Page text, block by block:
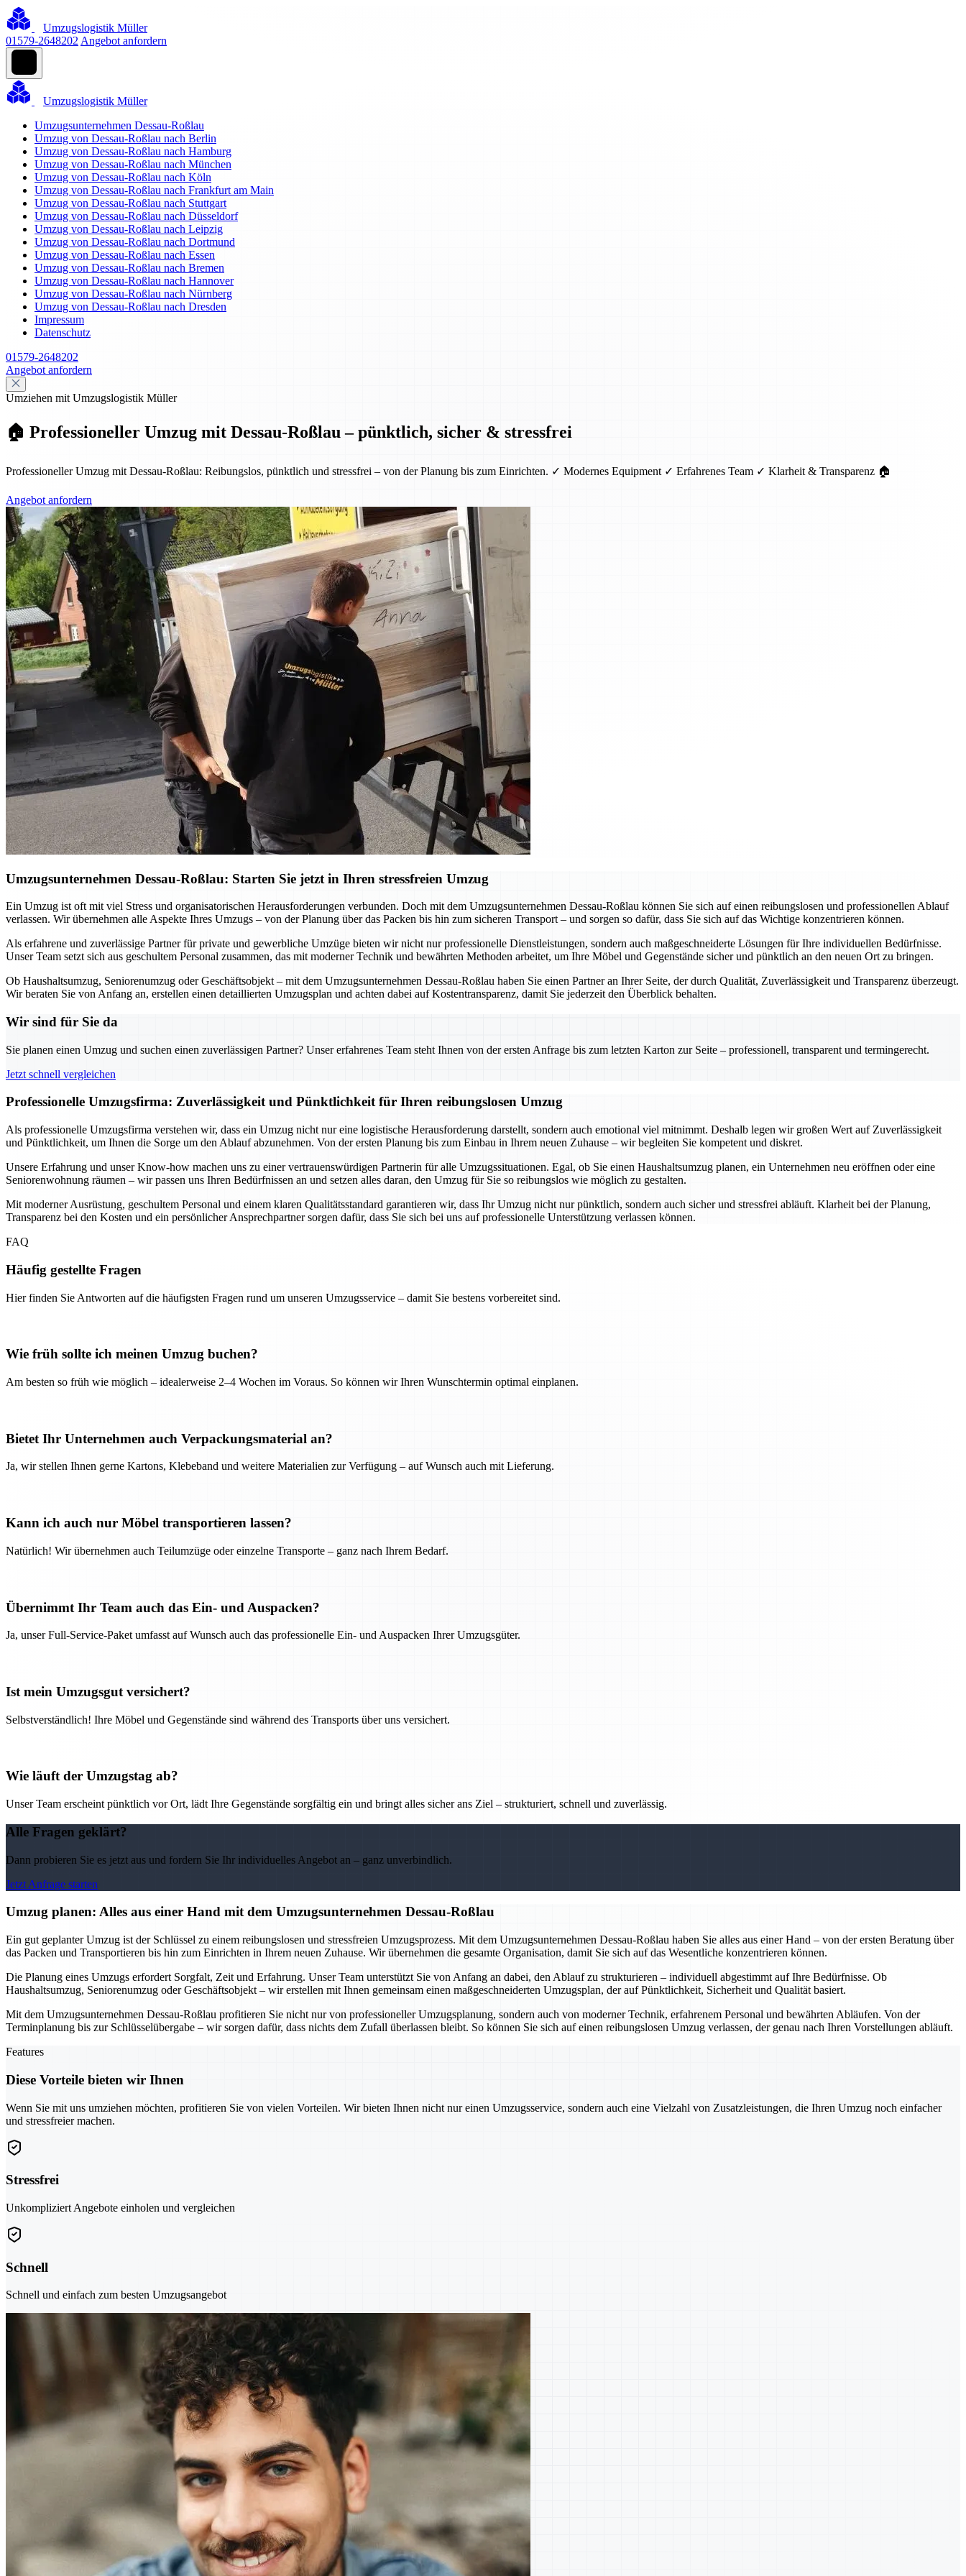
Umzugslogistik Müller
01579-2648202 Angebot anfordern
Umzugslogistik Müller
Umzugsunternehmen Dessau-Roßlau
Umzug von Dessau-Roßlau nach Berlin
Umzug von Dessau-Roßlau nach Hamburg
Umzug von Dessau-Roßlau nach München
Umzug von Dessau-Roßlau nach Köln
Umzug von Dessau-Roßlau nach Frankfurt am Main
Umzug von Dessau-Roßlau nach Stuttgart
Umzug von Dessau-Roßlau nach Düsseldorf
Umzug von Dessau-Roßlau nach Leipzig
Umzug von Dessau-Roßlau nach Dortmund
Umzug von Dessau-Roßlau nach Essen
Umzug von Dessau-Roßlau nach Bremen
Umzug von Dessau-Roßlau nach Hannover
Umzug von Dessau-Roßlau nach Nürnberg
Umzug von Dessau-Roßlau nach Dresden
Impressum
Datenschutz
01579-2648202
Angebot anfordern
Umziehen mit Umzugslogistik Müller
🏠 Professioneller Umzug mit Dessau-Roßlau – pünktlich, sicher & stressfrei
Professioneller Umzug mit Dessau-Roßlau: Reibungslos, pünktlich und stressfrei – von der Planung bis zum Einrichten. ✓ Modernes Equipment ✓ Erfahrenes Team ✓ Klarheit & Transparenz 🏠
Angebot anfordern
Umzugsunternehmen Dessau-Roßlau: Starten Sie jetzt in Ihren stressfreien Umzug
Ein Umzug ist oft mit viel Stress und organisatorischen Herausforderungen verbunden. Doch mit dem Umzugsunternehmen Dessau-Roßlau können Sie sich auf einen reibungslosen und professionellen Ablauf
verlassen. Wir übernehmen alle Aspekte Ihres Umzugs – von der Planung über das Packen bis hin zum sicheren Transport – und sorgen so dafür, dass Sie sich auf das Wichtige konzentrieren können.
Als erfahrene und zuverlässige Partner für private und gewerbliche Umzüge bieten wir nicht nur professionelle Dienstleistungen, sondern auch maßgeschneiderte Lösungen für Ihre individuellen Bedürfnisse.
Unser Team setzt sich aus geschultem Personal zusammen, das mit moderner Technik und bewährten Methoden arbeitet, um Ihre Möbel und Gegenstände sicher und pünktlich an den neuen Ort zu bringen.
Ob Haushaltsumzug, Seniorenumzug oder Geschäftsobjekt – mit dem Umzugsunternehmen Dessau-Roßlau haben Sie einen Partner an Ihrer Seite, der durch Qualität, Zuverlässigkeit und Transparenz überzeugt.
Wir beraten Sie von Anfang an, erstellen einen detaillierten Umzugsplan und achten dabei auf Kostentransparenz, damit Sie jederzeit den Überblick behalten.
Wir sind für Sie da
Sie planen einen Umzug und suchen einen zuverlässigen Partner? Unser erfahrenes Team steht Ihnen von der ersten Anfrage bis zum letzten Karton zur Seite – professionell, transparent und termingerecht.
Jetzt schnell vergleichen
Professionelle Umzugsfirma: Zuverlässigkeit und Pünktlichkeit für Ihren reibungslosen Umzug
Als professionelle Umzugsfirma verstehen wir, dass ein Umzug nicht nur eine logistische Herausforderung darstellt, sondern auch emotional viel mitnimmt. Deshalb legen wir großen Wert auf Zuverlässigkeit
und Pünktlichkeit, um Ihnen die Sorge um den Ablauf abzunehmen. Von der ersten Planung bis zum Einbau in Ihrem neuen Zuhause – wir begleiten Sie kompetent und diskret.
Unsere Erfahrung und unser Know-how machen uns zu einer vertrauenswürdigen Partnerin für alle Umzugssituationen. Egal, ob Sie einen Haushaltsumzug planen, ein Unternehmen neu eröffnen oder eine
Seniorenwohnung räumen – wir passen uns Ihren Bedürfnissen an und setzen alles daran, den Umzug für Sie so reibungslos wie möglich zu gestalten.
Mit moderner Ausrüstung, geschultem Personal und einem klaren Qualitätsstandard garantieren wir, dass Ihr Umzug nicht nur pünktlich, sondern auch sicher und stressfrei abläuft. Klarheit bei der Planung,
Transparenz bei den Kosten und ein persönlicher Ansprechpartner sorgen dafür, dass Sie sich bei uns auf professionelle Unterstützung verlassen können.
FAQ
Häufig gestellte Fragen
Hier finden Sie Antworten auf die häufigsten Fragen rund um unseren Umzugsservice – damit Sie bestens vorbereitet sind.
Wie früh sollte ich meinen Umzug buchen?
Am besten so früh wie möglich – idealerweise 2–4 Wochen im Voraus. So können wir Ihren Wunschtermin optimal einplanen.
Bietet Ihr Unternehmen auch Verpackungsmaterial an?
Ja, wir stellen Ihnen gerne Kartons, Klebeband und weitere Materialien zur Verfügung – auf Wunsch auch mit Lieferung.
Kann ich auch nur Möbel transportieren lassen?
Natürlich! Wir übernehmen auch Teilumzüge oder einzelne Transporte – ganz nach Ihrem Bedarf.
Übernimmt Ihr Team auch das Ein- und Auspacken?
Ja, unser Full-Service-Paket umfasst auf Wunsch auch das professionelle Ein- und Auspacken Ihrer Umzugsgüter.
Ist mein Umzugsgut versichert?
Selbstverständlich! Ihre Möbel und Gegenstände sind während des Transports über uns versichert.
Wie läuft der Umzugstag ab?
Unser Team erscheint pünktlich vor Ort, lädt Ihre Gegenstände sorgfältig ein und bringt alles sicher ans Ziel – strukturiert, schnell und zuverlässig.
Alle Fragen geklärt?
Dann probieren Sie es jetzt aus und fordern Sie Ihr individuelles Angebot an – ganz unverbindlich.
Jetzt Anfrage starten
Umzug planen: Alles aus einer Hand mit dem Umzugsunternehmen Dessau-Roßlau
Ein gut geplanter Umzug ist der Schlüssel zu einem reibungslosen und stressfreien Umzugsprozess. Mit dem Umzugsunternehmen Dessau-Roßlau haben Sie alles aus einer Hand – von der ersten Beratung über
das Packen und Transportieren bis hin zum Einrichten in Ihrem neuen Zuhause. Wir übernehmen die gesamte Organisation, damit Sie sich auf das Wesentliche konzentrieren können.
Die Planung eines Umzugs erfordert Sorgfalt, Zeit und Erfahrung. Unser Team unterstützt Sie von Anfang an dabei, den Ablauf zu strukturieren – individuell abgestimmt auf Ihre Bedürfnisse. Ob
Haushaltsumzug, Seniorenumzug oder Geschäftsobjekt – wir erstellen mit Ihnen gemeinsam einen maßgeschneiderten Umzugsplan, der auf Pünktlichkeit, Sicherheit und Qualität basiert.
Mit dem Umzugsunternehmen Dessau-Roßlau profitieren Sie nicht nur von professioneller Umzugsplanung, sondern auch von moderner Technik, erfahrenem Personal und bewährten Abläufen. Von der
Terminplanung bis zur Schlüsselübergabe – wir sorgen dafür, dass nichts dem Zufall überlassen bleibt. So können Sie sich auf einen reibungslosen Umzug verlassen, der genau nach Ihren Vorstellungen abläuft.
Features
Diese Vorteile bieten wir Ihnen
Wenn Sie mit uns umziehen möchten, profitieren Sie von vielen Vorteilen. Wir bieten Ihnen nicht nur einen Umzugsservice, sondern auch eine Vielzahl von Zusatzleistungen, die Ihren Umzug noch einfacher
und stressfreier machen.
Stressfrei
Unkompliziert Angebote einholen und vergleichen
Schnell
Schnell und einfach zum besten Umzugsangebot